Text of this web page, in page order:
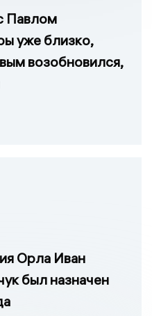
Павлом
уже близко,
возобновился,
Орла Иван
был назначен